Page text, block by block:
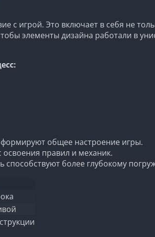
игрой. Это включает в себя не
элементы дизайна работали в
общее настроение игры.
правил и механик.
способствуют более глубокому